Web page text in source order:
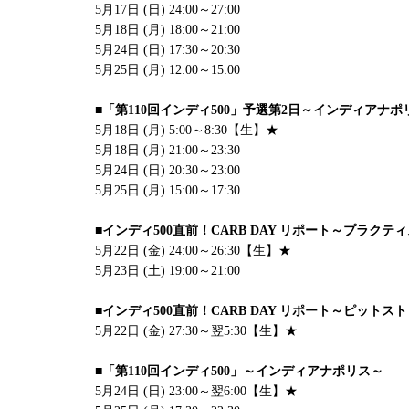
5月17日 (日) 24:00～27:00
5月18日 (月) 18:00～21:00
5月24日 (日) 17:30～20:30
5月25日 (月) 12:00～15:00
■「第110回インディ500」予選第2日～インディアナポ
5月18日 (月) 5:00～8:30【生】★
5月18日 (月) 21:00～23:30
5月24日 (日) 20:30～23:00
5月25日 (月) 15:00～17:30
■インディ500直前！CARB DAY リポート～プラクティ
5月22日 (金) 24:00～26:30【生】★
5月23日 (土) 19:00～21:00
■インディ500直前！CARB DAY リポート～ピットス
5月22日 (金) 27:30～翌5:30【生】★
■「第110回インディ500」～インディアナポリス～
5月24日 (日) 23:00～翌6:00【生】★